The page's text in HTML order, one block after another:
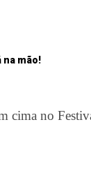
cima no